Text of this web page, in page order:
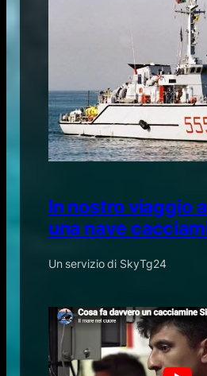
In nostro viaggio
una nave
Un servizio di SkyTg24